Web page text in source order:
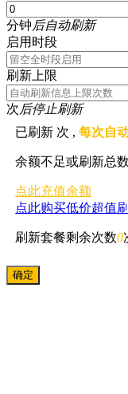
分钟后自动刷新
启用时段
刷新上限
次后停止刷新
已刷新 次 ,每次自
余额不足或刷新总
点此充值余额
点此购买低价超值
刷新套餐剩余次数0